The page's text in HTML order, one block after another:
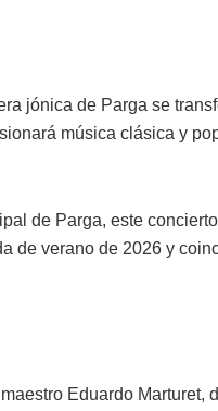
jónica de Parga se
música clásica y
de Parga, este
de verano de 2026 y
Eduardo Marturet,